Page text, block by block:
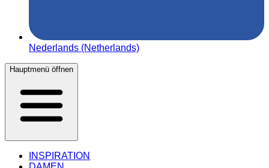
Nederlands (Netherlands)
Hauptmenü öffnen
INSPIRATION